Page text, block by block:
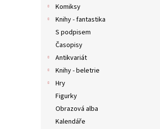
Komiksy
Knihy - fantastika
S podpisem
Časopisy
Antikvariát
Knihy - beletrie
Hry
Figurky
Obrazová alba
Kalendáře